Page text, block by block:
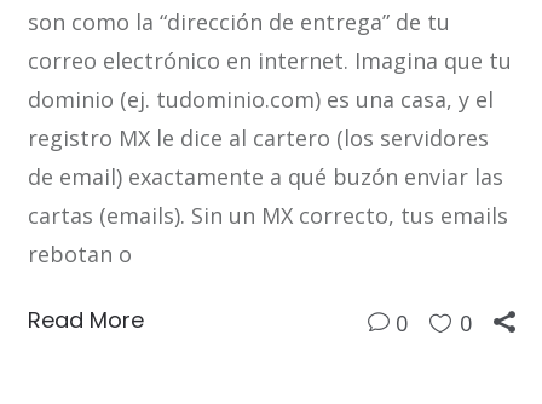
son como la “dirección de entrega” de tu
correo electrónico en internet. Imagina que tu
dominio (ej. tudominio.com) es una casa, y el
registro MX le dice al cartero (los servidores
de email) exactamente a qué buzón enviar las
cartas (emails). Sin un MX correcto, tus emails
rebotan o
Read More 0 0